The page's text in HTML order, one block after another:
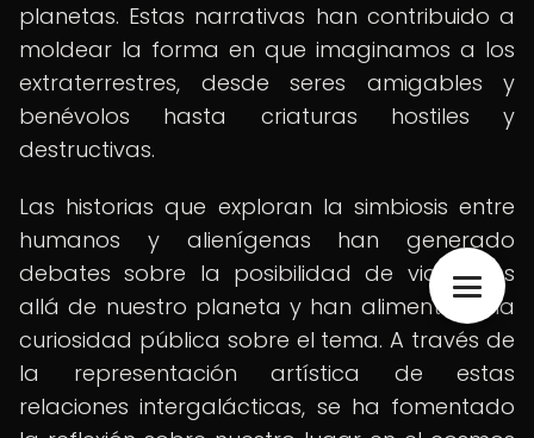
planetas. Estas narrativas han contribuido a
moldear la forma en que imaginamos a los
extraterrestres, desde seres amigables y
benévolos hasta criaturas hostiles y
destructivas.
Las historias que exploran la simbiosis entre
humanos y alienígenas han generado
debates sobre la posibilidad de vida más
allá de nuestro planeta y han alimentado la
curiosidad pública sobre el tema. A través de
la representación artística de estas
relaciones intergalácticas, se ha fomentado